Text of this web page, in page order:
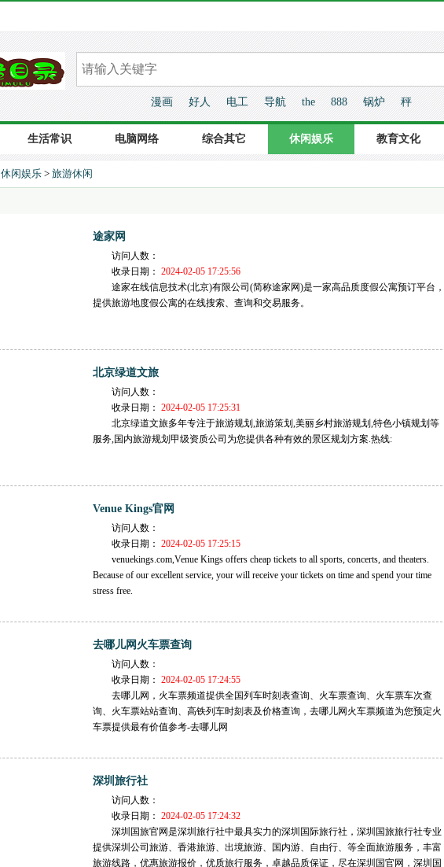
漫画 好人 电工 导航 the 888 锅炉 秤
生活常识 电脑网络 综合其它 休闲娱乐 教育文化
休闲娱乐 > 旅游休闲
途家网
访问人数：
收录日期： 2024-02-05 17:25:56
途家在线信息技术(北京)有限公司(简称途家网)是一家高品质度假公寓预订平台，
提供旅游地度假公寓的在线搜索、查询和交易服务。
北京绿道文旅
访问人数：
收录日期： 2024-02-05 17:25:31
北京绿道文旅多年专注于旅游规划,旅游策划,美丽乡村旅游规划,特色小镇规划等
服务,国内旅游规划甲级资质公司为您提供各种有效的景区规划方案.热线:
Venue Kings官网
访问人数：
收录日期： 2024-02-05 17:25:15
venuekings.com,Venue Kings offers cheap tickets to all sports, concerts, and theaters.
Because of our excellent service, your will receive your tickets on time and spend your time
stress free.
去哪儿网火车票查询
访问人数：
收录日期： 2024-02-05 17:24:55
去哪儿网，火车票频道提供全国列车时刻表查询、火车票查询、火车票车次查
询、火车票站站查询、高铁列车时刻表及价格查询，去哪儿网火车票频道为您预定火
车票提供最有价值参考-去哪儿网
深圳旅行社
访问人数：
收录日期： 2024-02-05 17:24:32
深圳国旅官网是深圳旅行社中最具实力的深圳国际旅行社，深圳国旅旅行社专业
提供深圳公司旅游、香港旅游、出境旅游、国内游、自由行、等全面旅游服务，丰富
旅游线路，优惠旅游报价，优质旅行服务，卓越品质保证，尽在深圳国官网，深圳国